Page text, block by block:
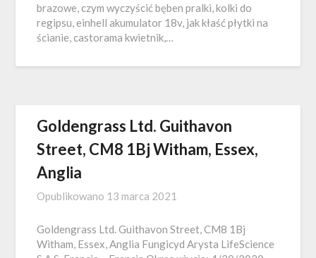
brazowe, czym wyczyścić bęben pralki, kolki do
regipsu, einhell akumulator 18v, jak kłaść płytki na
ścianie, castorama kwietnik,…
Goldengrass Ltd. Guithavon
Street, CM8 1Bj Witham, Essex,
Anglia
Opublikowano 13 marca 2021
Goldengrass Ltd. Guithavon Street, CM8 1Bj
Witham, Essex, Anglia Fungicyd Arysta LifeScience